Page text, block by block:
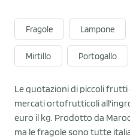
Fragole Lampone
Mirtillo Portogallo
Le quotazioni di piccoli
mercati ortofrutticoli
euro il kg. Prodotto da
ma le fragole sono tutte